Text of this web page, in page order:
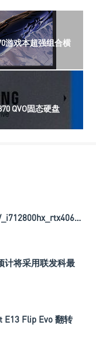
游戏本超强组合横
QVO固态硬盘
计将采用联发科最
E13 Flip Evo 翻转